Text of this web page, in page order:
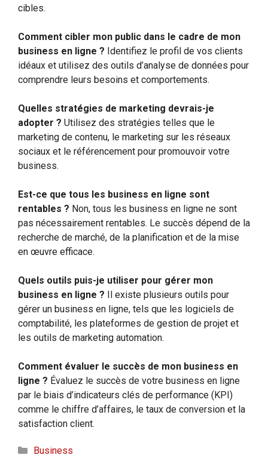
cibles.
Comment cibler mon public dans le cadre de mon
business en ligne ? Identifiez le profil de vos clients
idéaux et utilisez des outils d’analyse de données pour
comprendre leurs besoins et comportements.
Quelles stratégies de marketing devrais-je
adopter ? Utilisez des stratégies telles que le
marketing de contenu, le marketing sur les réseaux
sociaux et le référencement pour promouvoir votre
business.
Est-ce que tous les business en ligne sont
rentables ? Non, tous les business en ligne ne sont
pas nécessairement rentables. Le succès dépend de la
recherche de marché, de la planification et de la mise
en œuvre efficace.
Quels outils puis-je utiliser pour gérer mon
business en ligne ? Il existe plusieurs outils pour
gérer un business en ligne, tels que les logiciels de
comptabilité, les plateformes de gestion de projet et
les outils de marketing automation.
Comment évaluer le succès de mon business en
ligne ? Évaluez le succès de votre business en ligne
par le biais d’indicateurs clés de performance (KPI)
comme le chiffre d’affaires, le taux de conversion et la
satisfaction client.
Catégories
Business